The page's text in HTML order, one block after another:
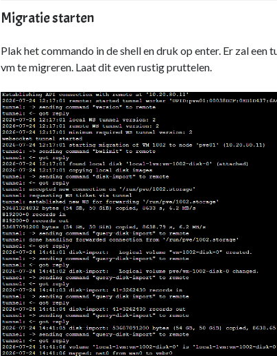
Migratie starten
Plak het commando in de shell en druk op enter. Er zal een
vm te migreren. Laat dit even rustig pruttelen.